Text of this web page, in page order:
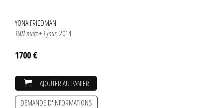
YONA FRIEDMAN
1001 nuits + 1 jour, 2014
1700 €
AJOUTER AU PANIER
DEMANDE D'INFORMATIONS